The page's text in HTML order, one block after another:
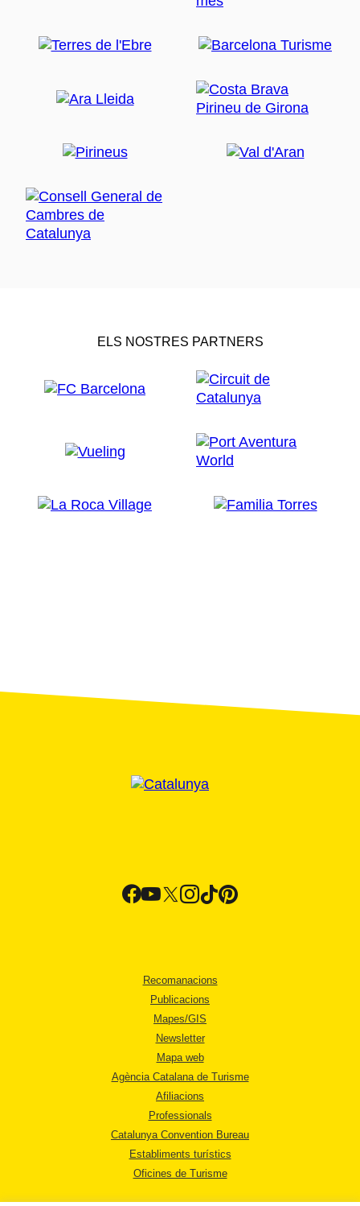
ELS NOSTRES PARTNERS
Recomanacions
Publicacions
Mapes/GIS
Newsletter
Mapa web
Agència Catalana de Turisme
Afiliacions
Professionals
Catalunya Convention Bureau
Establiments turístics
Oficines de Turisme